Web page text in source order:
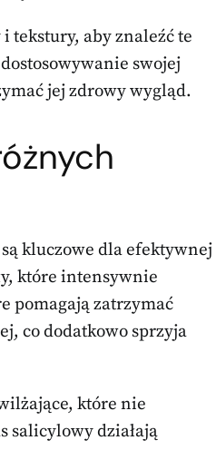
tekstury, aby znaleźć te
swojej
jej zdrowy wygląd.
kluczowe dla efektywnej
które intensywnie
pomagają zatrzymać
co dodatkowo sprzyja
które nie
salicylowy działają